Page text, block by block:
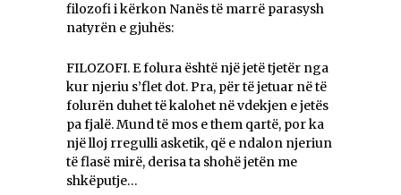
filozofi i kërkon Nanës të marrë parasysh
natyrën e gjuhës:
FILOZOFI. E folura është një jetë tjetër nga
kur njeriu s’flet dot. Pra, për të jetuar në të
folurën duhet të kalohet në vdekjen e jetës
pa fjalë. Mund të mos e them qartë, por ka
një lloj rregulli asketik, që e ndalon njeriun
të flasë mirë, derisa ta shohë jetën me
shkëputje…